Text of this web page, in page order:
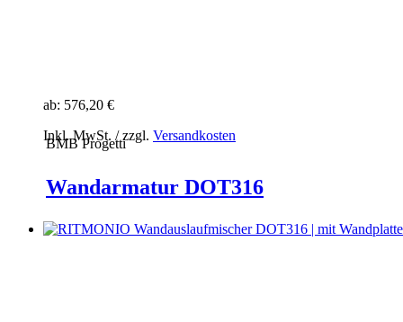
ab: 576,20 €
Inkl. MwSt. / zzgl. Versandkosten
BMB Progetti
Wandarmatur DOT316